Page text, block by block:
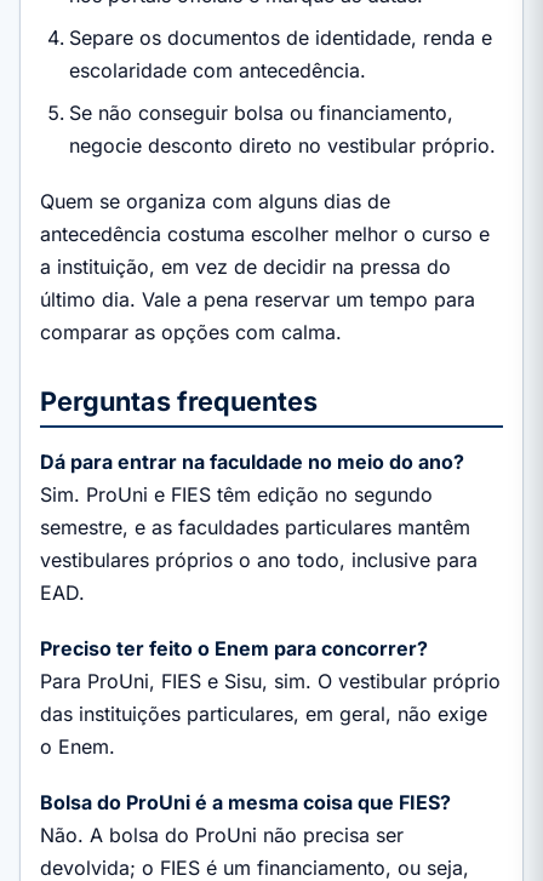
Separe os documentos de identidade, renda e
escolaridade com antecedência.
Se não conseguir bolsa ou financiamento,
negocie desconto direto no vestibular próprio.
Quem se organiza com alguns dias de
antecedência costuma escolher melhor o curso e
a instituição, em vez de decidir na pressa do
último dia. Vale a pena reservar um tempo para
comparar as opções com calma.
Perguntas frequentes
Dá para entrar na faculdade no meio do ano?
Sim. ProUni e FIES têm edição no segundo
semestre, e as faculdades particulares mantêm
vestibulares próprios o ano todo, inclusive para
EAD.
Preciso ter feito o Enem para concorrer?
Para ProUni, FIES e Sisu, sim. O vestibular próprio
das instituições particulares, em geral, não exige
o Enem.
Bolsa do ProUni é a mesma coisa que FIES?
Não. A bolsa do ProUni não precisa ser
devolvida; o FIES é um financiamento, ou seja,